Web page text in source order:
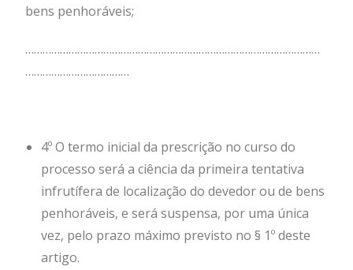
bens penhoráveis;
…………………………………………………………………………………………
………………………………
4º O termo inicial da prescrição no curso do
processo será a ciência da primeira tentativa
infrutífera de localização do devedor ou de bens
penhoráveis, e será suspensa, por uma única
vez, pelo prazo máximo previsto no § 1º deste
artigo.